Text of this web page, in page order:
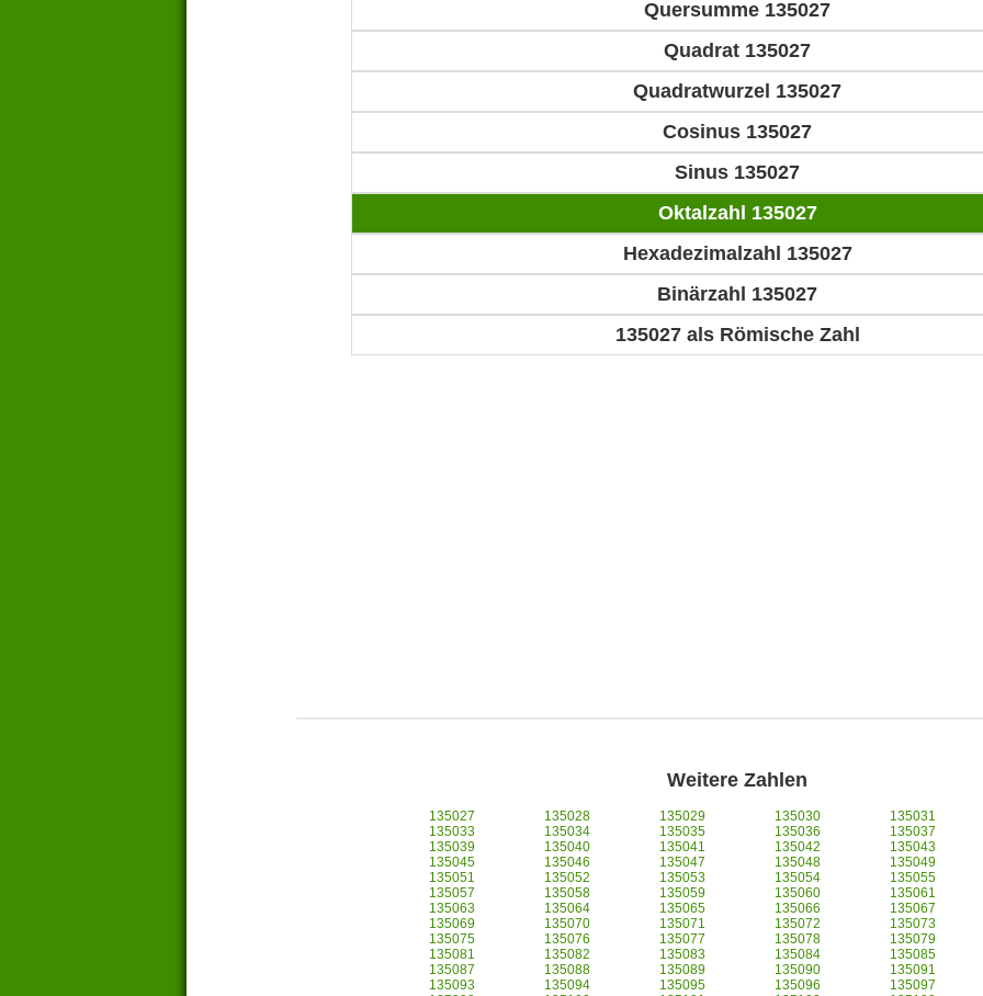
Quersumme 135027
Quadrat 135027
Quadratwurzel 135027
Cosinus 135027
Sinus 135027
Oktalzahl 135027
Hexadezimalzahl 135027
Binärzahl 135027
135027 als Römische Zahl
Weitere Zahlen
135027 135028 135029 135030
135031
135033
135034 135035 135036
135037
135039
135040 135041 135042
135043
135045
135046 135047 135048
135049
135051
135052 135053 135054
135055
135057
135058 135059 135060
135061
135063
135064 135065 135066
135067
135069
135070 135071 135072
135073
135075
135076 135077 135078
135079
135081
135082 135083 135084
135085
135087
135088 135089 135090
135091
135093
135094 135095 135096
135097